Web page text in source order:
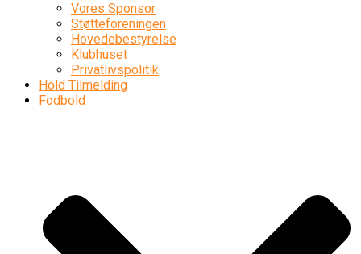
Vores Sponsor
Støtteforeningen
Hovedebestyrelse
Klubhuset
Privatlivspolitik
Hold Tilmelding
Fodbold